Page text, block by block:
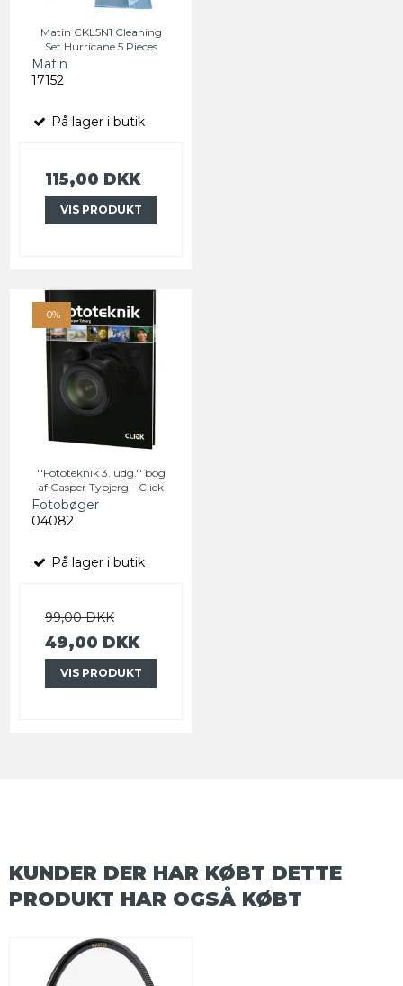
Matin CKL5N1 Cleaning
Set Hurricane 5 Pieces
Matin
17152
På lager i butik
115,00 DKK
VIS PRODUKT
-0%
''Fototeknik 3. udg.'' bog
af Casper Tybjerg - Click
Fotobøger
04082
På lager i butik
99,00 DKK
49,00 DKK
VIS PRODUKT
KUNDER DER HAR KØBT DETTE
PRODUKT HAR OGSÅ KØBT